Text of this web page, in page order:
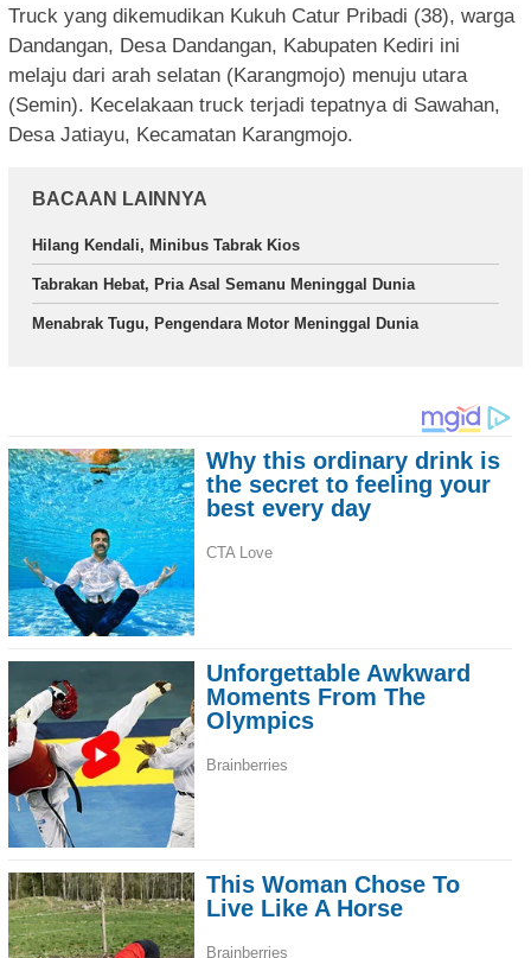
Truck yang dikemudikan Kukuh Catur Pribadi (38), warga
Dandangan, Desa Dandangan, Kabupaten Kediri ini
melaju dari arah selatan (Karangmojo) menuju utara
(Semin). Kecelakaan truck terjadi tepatnya di Sawahan,
Desa Jatiayu, Kecamatan Karangmojo.
BACAAN LAINNYA
Hilang Kendali, Minibus Tabrak Kios
Tabrakan Hebat, Pria Asal Semanu Meninggal Dunia
Menabrak Tugu, Pengendara Motor Meninggal Dunia